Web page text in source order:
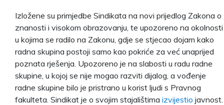
Izložene su primjedbe Sindikata na novi prijedlog Zakona o
znanosti i visokom obrazovanju, te upozoreno na okolnosti
u kojima se radilo na Zakonu, gdje se stjecao dojam kako
radna skupina postoji samo kao pokriće za već unaprijed
poznata rješenja. Upozoreno je na slabosti u radu radne
skupine, u kojoj se nije mogao razviti dijalog, a vođenje
radne skupine bilo je pristrano u korist ljudi s Pravnog
fakulteta. Sindikat je o svojim stajalištima izvijestio javnost.